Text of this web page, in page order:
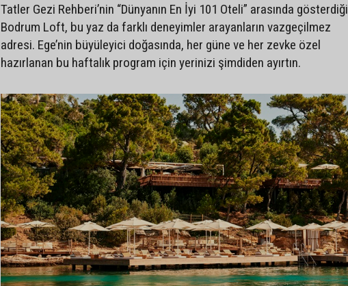
Tatler Gezi Rehberi’nin “Dünyanın En İyi 101 Oteli” arasında gösterdiği
Bodrum Loft, bu yaz da farklı deneyimler arayanların vazgeçilmez
adresi. Ege’nin büyüleyici doğasında, her güne ve her zevke özel
hazırlanan bu haftalık program için yerinizi şimdiden ayırtın.